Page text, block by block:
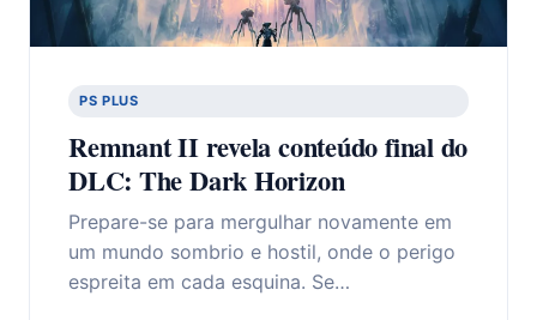
PS PLUS
Remnant II revela conteúdo final do
DLC: The Dark Horizon
Prepare-se para mergulhar novamente em
um mundo sombrio e hostil, onde o perigo
espreita em cada esquina. Se…